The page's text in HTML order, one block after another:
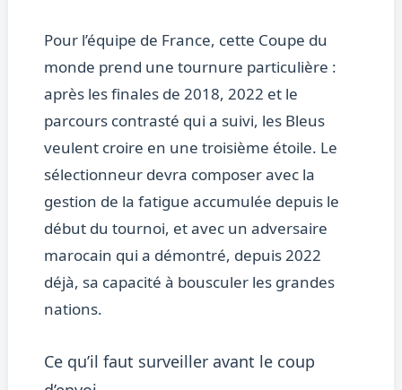
Pour l’équipe de France, cette Coupe du
monde prend une tournure particulière :
après les finales de 2018, 2022 et le
parcours contrasté qui a suivi, les Bleus
veulent croire en une troisième étoile. Le
sélectionneur devra composer avec la
gestion de la fatigue accumulée depuis le
début du tournoi, et avec un adversaire
marocain qui a démontré, depuis 2022
déjà, sa capacité à bousculer les grandes
nations.
Ce qu’il faut surveiller avant le coup